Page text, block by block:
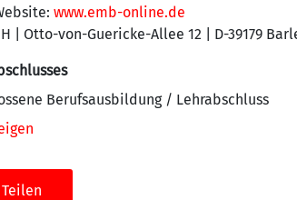
www.emb-online.de
| Otto-von-Guericke-Allee 12 | D-39179
Berufsausbildung / Lehrabschluss
Teilen